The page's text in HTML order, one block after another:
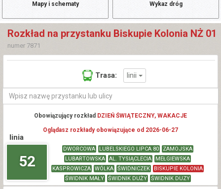
Mapy i schematy Wykaz dróg
Rozkład na przystanku Biskupie Kolonia NŻ 01
numer 7871
Trasa: linii
Obowiązujący rozkład DZIEŃ ŚWIĄTECZNY, WAKACJE
Oglądasz rozkłady obowiązujące od 2026-06-27
linia
52
DWORCOWA LUBELSKIEGO LIPCA 80
ZAMOJSKA
LUBARTOWSKA
AL. TYSIĄCLECIA
MEŁGIEWSKA
KASPROWICZA
WÓLKA ŚWIDNICZEK
BISKUPIE KOLONIA
ŚWIDNIK MAŁY
ŚWIDNIK DUŻY ŚWIDNIK DUZY